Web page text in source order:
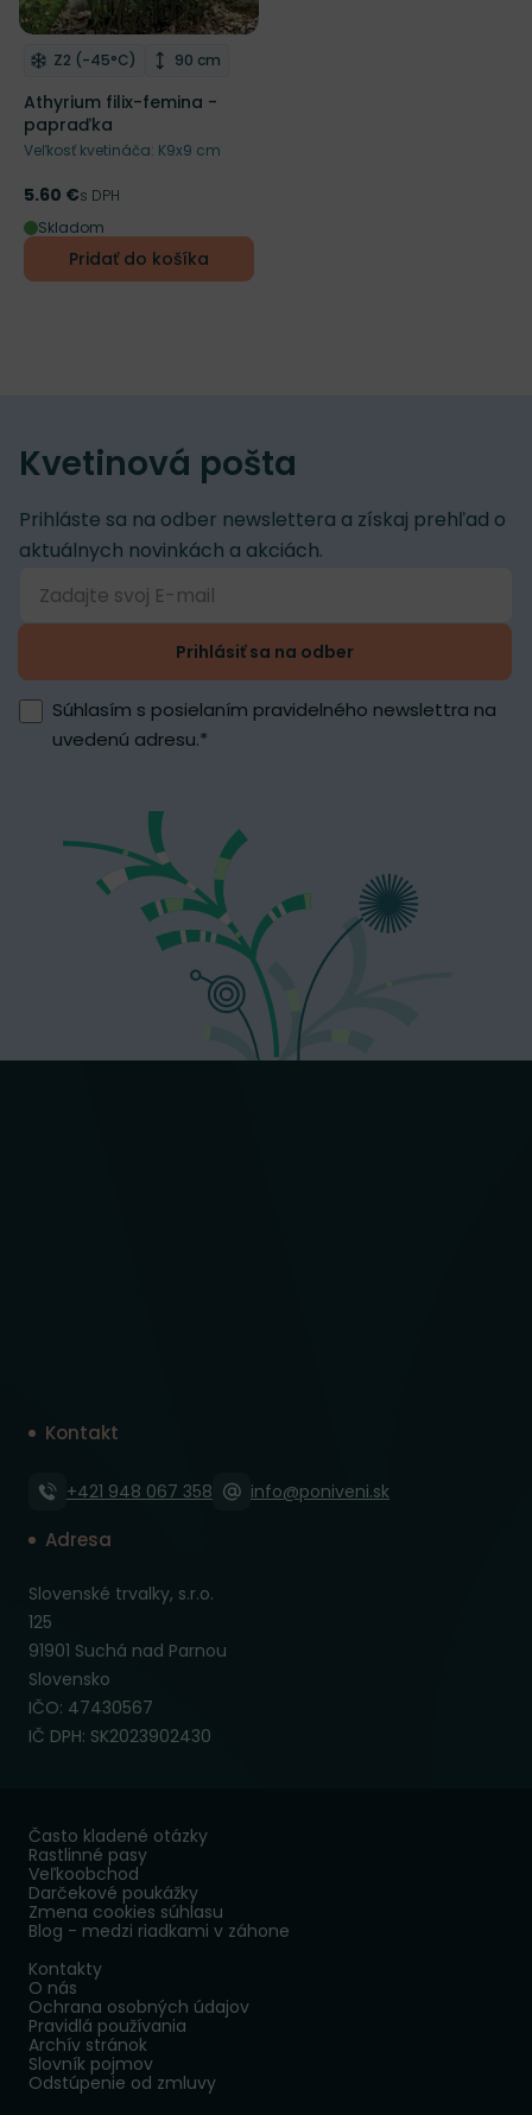
Odober do zoznamu želaní
Mrazuvzdornosť
Z2 (-45°C) Výška rastliny
90 cm
Athyrium filix-femina -
papraďka
Veľkosť kvetináča: K9x9 cm
Cena
5.60 €s DPH
Skladom
Pridať do košíka
Kvetinová pošta
Prihláste sa na odber newslettera a získaj prehľad o
aktuálnych novinkách a akciách.
Prihlásiť sa na odber
Súhlasím s posielaním pravidelného newslettra na
uvedenú adresu.*
Kontakt
+421 948 067 358 info@poniveni.sk
Adresa
Slovenské trvalky, s.r.o.
125
91901 Suchá nad Parnou
Slovensko
IČO: 47430567
IČ DPH: SK2023902430
Často kladené otázky
Rastlinné pasy
Veľkoobchod
Darčekové poukážky
Zmena cookies súhlasu
Blog - medzi riadkami v záhone
Kontakty
O nás
Ochrana osobných údajov
Pravidlá používania
Archív stránok
Slovník pojmov
Odstúpenie od zmluvy